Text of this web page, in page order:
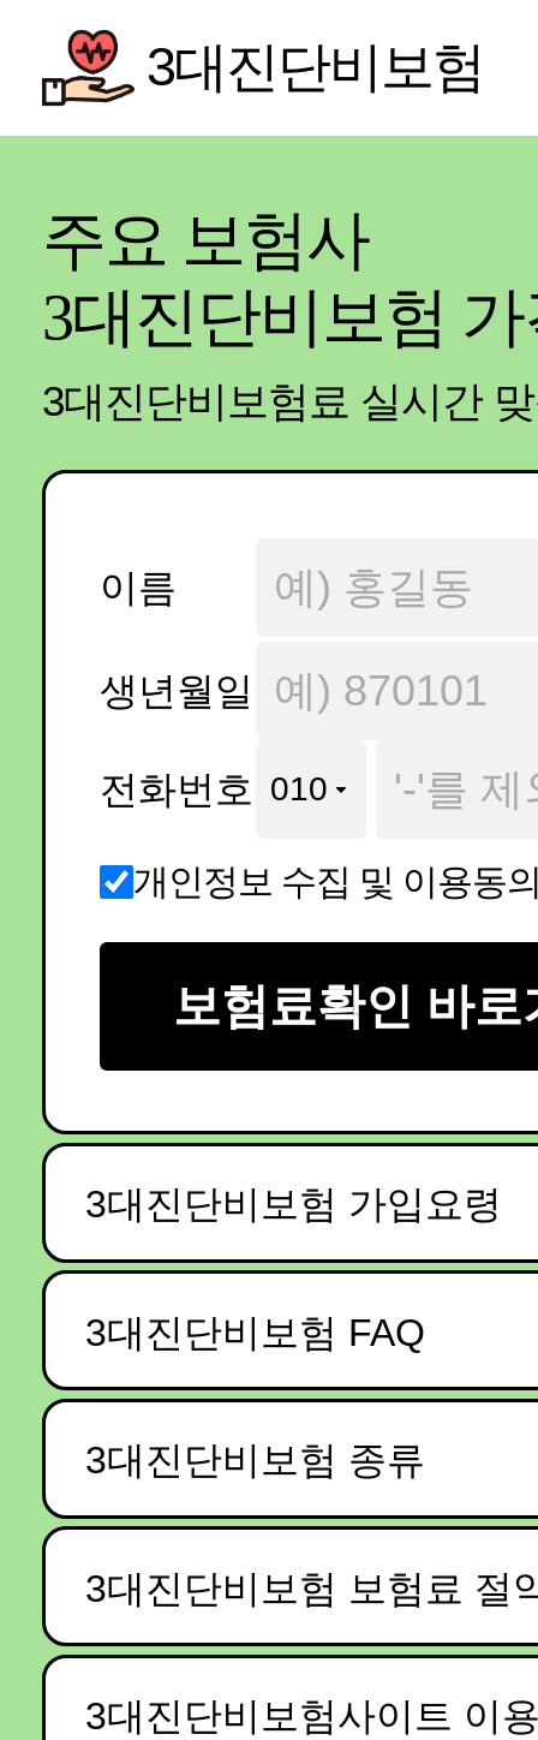
3대진단비보험
주요 보험사
3대진단비보험
3대진단비보험료 실시간
이름
생년월일
전화번호
개인정보 수집 및 이용동
보험료확인 바로
3대진단비보험 가입요령
3대진단비보험 FAQ
3대진단비보험 종류
3대진단비보험 보험료 절
3대진단비보험사이트 이